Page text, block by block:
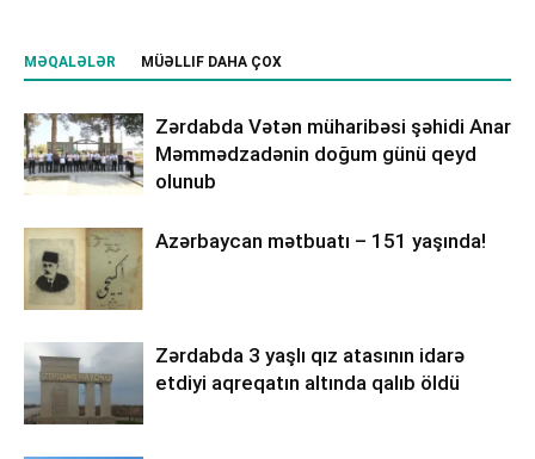
MƏQALƏLƏR MÜƏLLIF DAHA ÇOX
Zərdabda Vətən müharibəsi şəhidi Anar
Məmmədzadənin doğum günü qeyd
olunub
Azərbaycan mətbuatı – 151 yaşında!
Zərdabda 3 yaşlı qız atasının idarə
etdiyi aqreqatın altında qalıb öldü